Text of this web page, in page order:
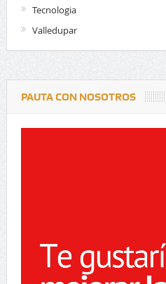
Tecnologia
Valledupar
PAUTA CON NOSOTROS